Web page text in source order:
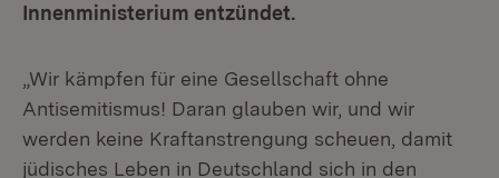
Innenministerium entzündet.
„Wir kämpfen für eine Gesellschaft ohne
Antisemitismus! Daran glauben wir, und wir
werden keine Kraftanstrengung scheuen, damit
jüdisches Leben in Deutschland sich in den